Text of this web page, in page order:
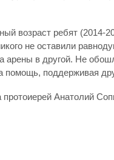
возраст ребят (2014-
не оставили
арены в другой. Не
помощь, поддерживая
Анатолий